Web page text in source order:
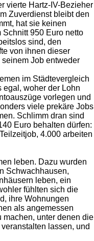
vierte Hartz-IV-Bezieher
Zuverdienst bleibt den
hat sie keinen
950 Euro netto
sind, den
von ihnen dieser
Job entweder
im Städtevergleich
egal, woher der Lohn
vorlegen und
viele prekäre Jobs
Schlimm dran sind
Euro behalten dürfen:
4.000 arbeiten
leben. Dazu wurden
Schwachhausen,
leben, ein
fühlten sich die
ihre Wohnungen
als angemessen
unter denen die
lassen, und